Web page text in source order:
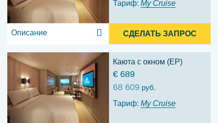
Тариф: My Cruise
Описание СДЕЛАТЬ ЗАПРОС
Каюта с окном (EP)
€ 689
68 609 руб.
Тариф: My Cruise